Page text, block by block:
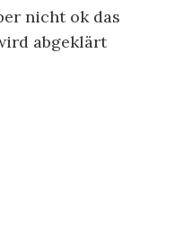
nicht ok das
abgeklärt